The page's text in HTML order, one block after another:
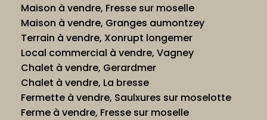
Maison à vendre, Fresse sur moselle
Maison à vendre, Granges aumontzey
Terrain à vendre, Xonrupt longemer
Local commercial à vendre, Vagney
Chalet à vendre, Gerardmer
Chalet à vendre, La bresse
Fermette à vendre, Saulxures sur moselotte
Ferme à vendre, Fresse sur moselle